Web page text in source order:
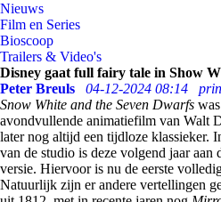
Nieuws
Film en Series
Bioscoop
Trailers & Video's
Disney gaat full fairy tale in Show
Peter Breuls
04-12-2024 08:14
Snow White and the Seven Dwarfs
avondvullende animatiefilm van Walt
later nog altijd een tijdloze klassieker.
van de studio is deze volgend jaar aan
versie. Hiervoor is nu de eerste
Natuurlijk zijn er andere vertellingen